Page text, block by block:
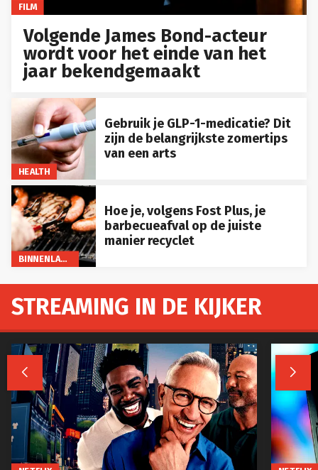
FILM
Volgende James Bond-acteur
wordt voor het einde van het
jaar bekendgemaakt
HEALTH
Gebruik je GLP-1-medicatie? Dit
zijn de belangrijkste zomertips
van een arts
BINNENLAND
Hoe je, volgens Fost Plus, je
barbecueafval op de juiste
manier recyclet
STREAMING IN DE KIJKER
 